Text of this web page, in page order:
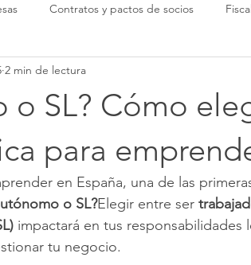
Contratos y pactos de socios
y casos prácticos
o SL? Cómo
para
2 min de lectura
en España, una de las
o SL?Elegir entre ser
impactará en tus responsabilidades
tu negocio.